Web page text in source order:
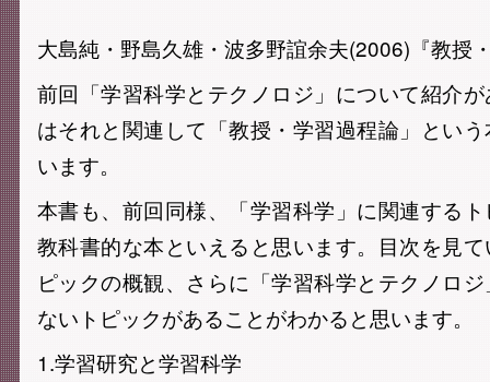
大島純・野島久雄・波多野誼余夫(2006)『教授
前回「学習科学とテクノロジ」について紹介
はそれと関連して「教授・学習過程論」とい
います。
本書も、前回同様、「学習科学」に関連する
教科書的な本といえると思います。目次を見
ピックの概観、さらに「学習科学とテクノロ
ないトピックがあることがわかると思います。
1.学習研究と学習科学